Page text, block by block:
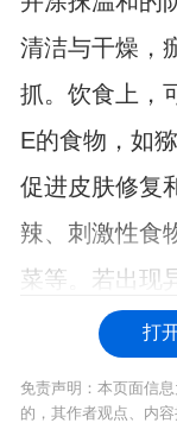
清洁与干燥，
抓。饮食上，
E的食物，如
促进皮肤修复
辣、刺激性食
菜等。若出现
打
免责声明：本页面信
的，其作者观点、内